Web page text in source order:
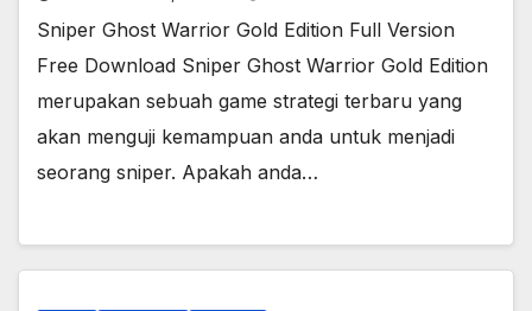
Sniper Ghost Warrior Gold Edition Full Version
Free Download Sniper Ghost Warrior Gold Edition
merupakan sebuah game strategi terbaru yang
akan menguji kemampuan anda untuk menjadi
seorang sniper. Apakah anda…